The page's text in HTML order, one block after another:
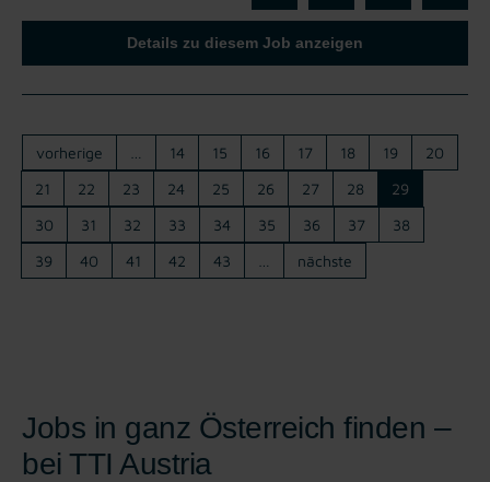
Details zu diesem Job anzeigen
vorherige 14 15 16 17 18 19
20
21
22 23 24 25 26 27 28
29
30
31 32 33 34 35 36 37
38
39
40 41 42 43 nächste
Jobs in ganz Österreich finden –
bei TTI Austria